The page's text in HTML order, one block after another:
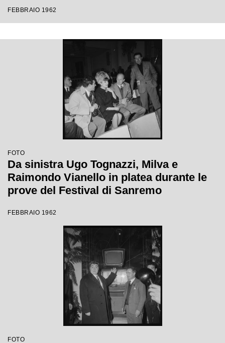
FEBBRAIO 1962
FOTO
Da sinistra Ugo Tognazzi, Milva e
Raimondo Vianello in platea durante le
prove del Festival di Sanremo
FEBBRAIO 1962
FOTO